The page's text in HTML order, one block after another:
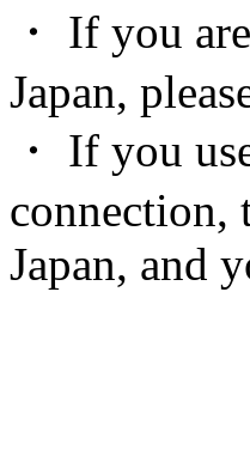
・ If you
Japan,
・ If you
connection,
Japan, and